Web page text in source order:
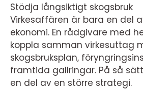
Stödja långsiktigt skogsbruk
Virkesaffären är bara en del
ekonomi. En rådgivare med
koppla samman virkesuttag
skogsbruksplan,
framtida gallringar. På så
en del av en större strategi.